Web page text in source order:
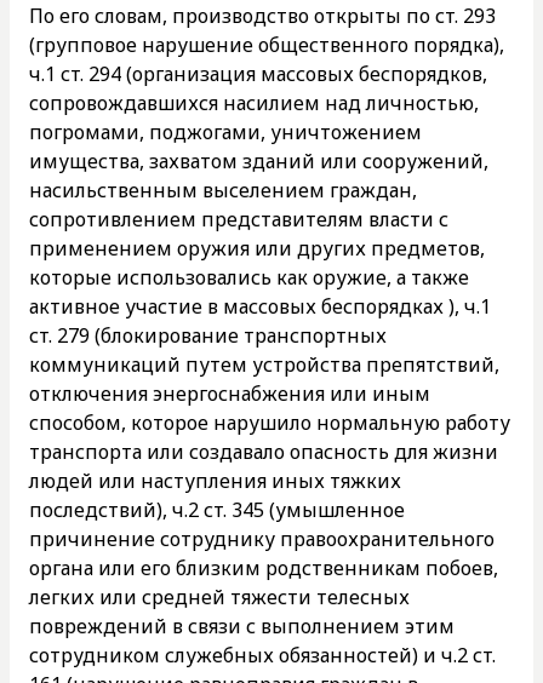
По его словам, производство открыты по ст. 293
(групповое нарушение общественного порядка),
ч.1 ст. 294 (организация массовых беспорядков,
сопровождавшихся насилием над личностью,
погромами, поджогами, уничтожением
имущества, захватом зданий или сооружений,
насильственным выселением граждан,
сопротивлением представителям власти с
применением оружия или других предметов,
которые использовались как оружие, а также
активное участие в массовых беспорядках ), ч.1
ст. 279 (блокирование транспортных
коммуникаций путем устройства препятствий,
отключения энергоснабжения или иным
способом, которое нарушило нормальную работу
транспорта или создавало опасность для жизни
людей или наступления иных тяжких
последствий), ч.2 ст. 345 (умышленное
причинение сотруднику правоохранительного
органа или его близким родственникам побоев,
легких или средней тяжести телесных
повреждений в связи с выполнением этим
сотрудником служебных обязанностей) и ч.2 ст.